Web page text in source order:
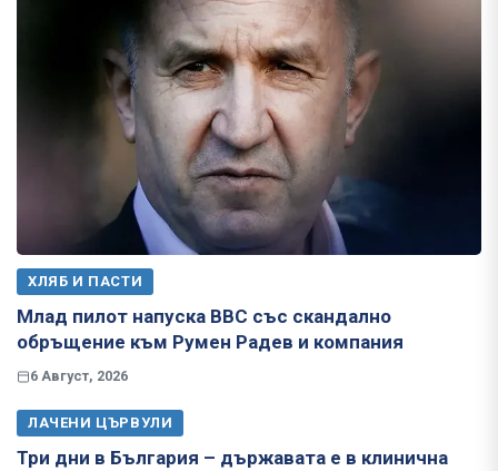
ХЛЯБ И ПАСТИ
Млад пилот напуска ВВС със скандално
обръщение към Румен Радев и компания
6 Август, 2026
ЛАЧЕНИ ЦЪРВУЛИ
Три дни в България – държавата е в клинична